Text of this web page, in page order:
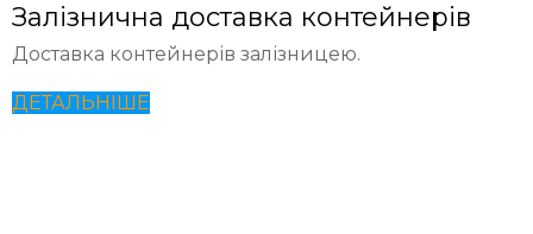
Залізнична доставка контейнерів
Доставка контейнерів залізницею.
ДЕТАЛЬНІШЕ